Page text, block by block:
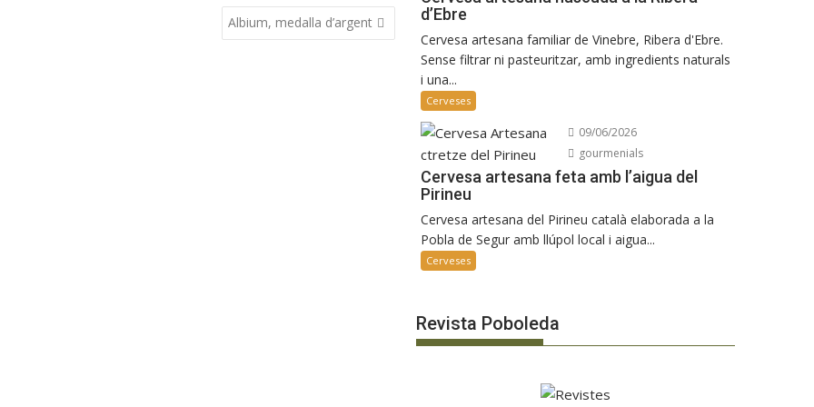
Albium, medalla d’argent
d’Ebre
Cervesa artesana familiar de Vinebre, Ribera d'Ebre.
Sense filtrar ni pasteuritzar, amb ingredients naturals
i una...
Cerveses
09/06/2026
gourmenials
Cervesa artesana feta amb l’aigua del
Pirineu
Cervesa artesana del Pirineu català elaborada a la
Pobla de Segur amb llúpol local i aigua...
Cerveses
Revista Poboleda